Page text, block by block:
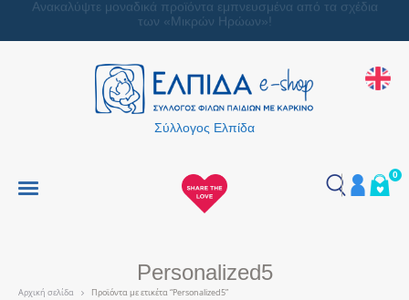
Ανακαλύψτε μοναδικά προϊόντα εμπνευσμένα από τα σχέδια
των «Μικρών Ηρώων»!
Σύλλογος Ελπίδα
0
Personalized5
Αρχική σελίδα Προϊόντα με ετικέτα “Personalized5”